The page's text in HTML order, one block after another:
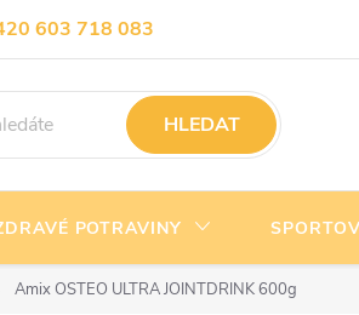
603 718 083
platba Kontakty
HLEDAT
POTRAVINY
Amix OSTEO ULTRA JOINTDRINK 600g